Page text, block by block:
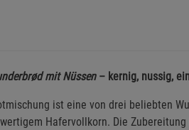
mit Nüssen– kernig, nussig,
ist eine von drei beliebten
Hafervollkorn. Die